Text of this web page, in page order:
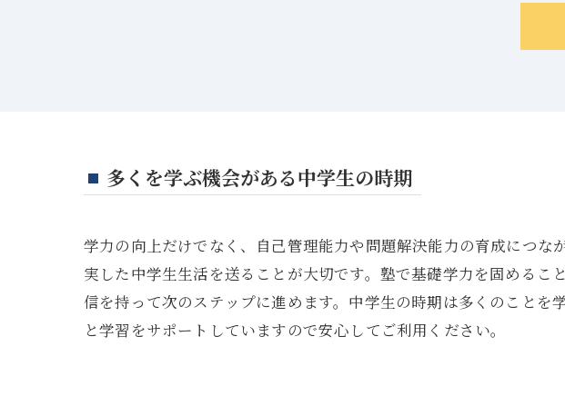
多くを学ぶ機会がある中学生の時期
学力の向上だけでなく、自己管理能力や問題解決能力の育成につ
実した中学生生活を送ることが大切です。塾で基礎学力を固める
信を持って次のステップに進めます。中学生の時期は多くのこと
と学習をサポートしていますので安心してご利用ください。